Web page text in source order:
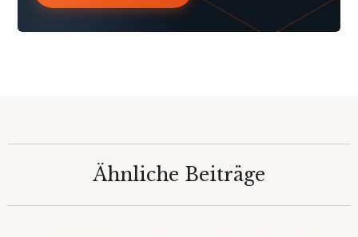
Ähnliche Beiträge